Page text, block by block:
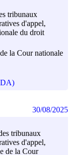
tribunaux
d'appel,
du droit
la Cour nationale
tribunaux
d'appel,
de la Cour
30/08/2025